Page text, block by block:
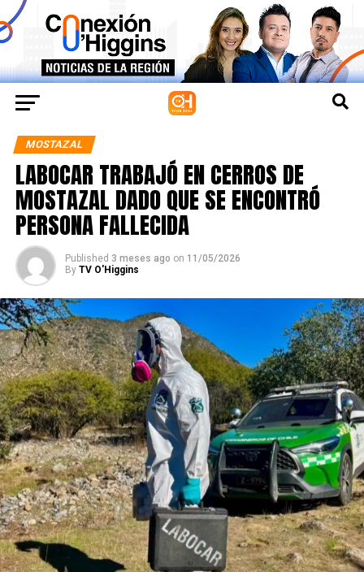
MOSTAZAL
LABOCAR TRABAJÓ EN CERROS DE
MOSTAZAL DADO QUE SE ENCONTRÓ
PERSONA FALLECIDA
Published 3 meses ago on 11/05/2026
By TV O'Higgins